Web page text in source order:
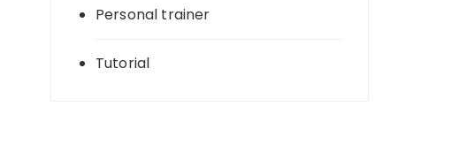
Personal trainer
Tutorial